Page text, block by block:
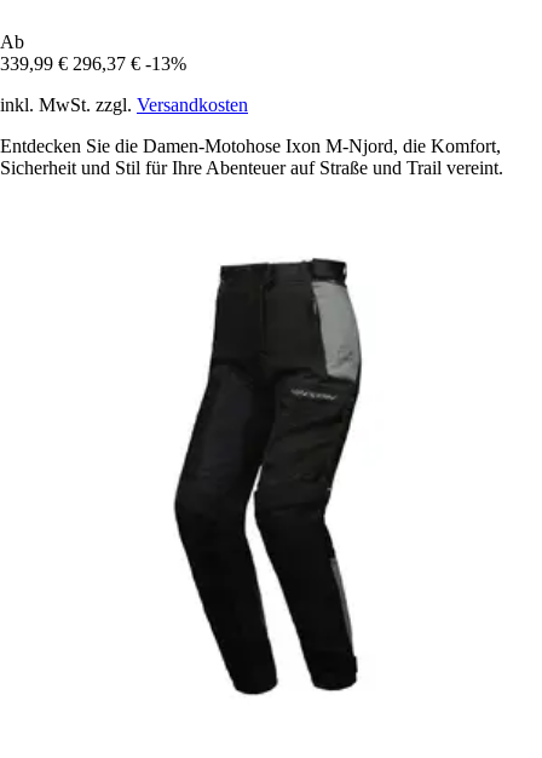
Ab
339,99 € 296,37 € -13%
inkl. MwSt. zzgl. Versandkosten
Entdecken Sie die Damen-Motohose Ixon M-Njord, die Komfort,
Sicherheit und Stil für Ihre Abenteuer auf Straße und Trail vereint.